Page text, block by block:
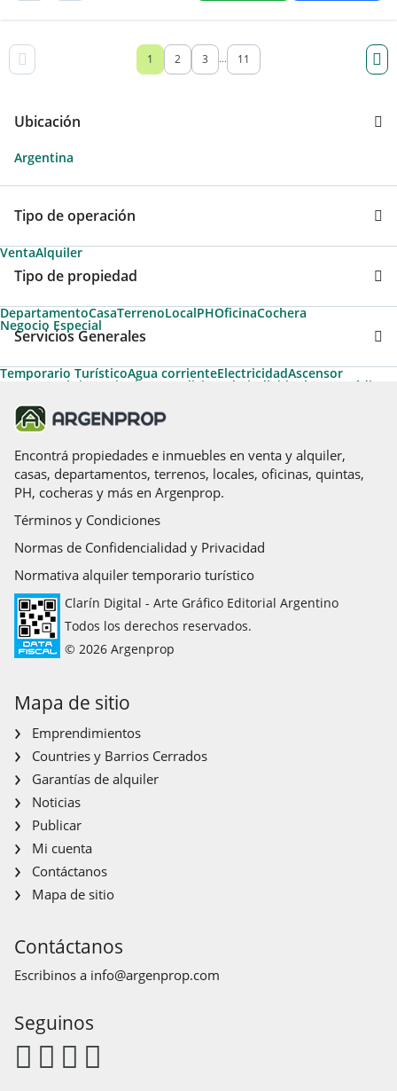
1 2 3 ... 11
Ubicación
Argentina
Tipo de operación
VentaAlquiler
Tipo de propiedad
DepartamentoCasaTerrenoLocalPHOficinaCochera
Negocio Especial
Servicios Generales
Temporario TurísticoAgua corrienteElectricidadAscensor
Gas natural Gimnasio Aire acondicionado individual Apto Crédito
Artefactos de cocinaAscensores principales
Permite MascotasApto Profesional
Hogar a leña
Encontrá propiedades e inmuebles en venta y alquiler,
casas, departamentos, terrenos, locales, oficinas, quintas,
PH, cocheras y más en Argenprop.
Términos y Condiciones
Normas de Confidencialidad y Privacidad
Normativa alquiler temporario turístico
Clarín Digital - Arte Gráfico Editorial Argentino
Todos los derechos reservados.
© 2026 Argenprop
Mapa de sitio
Emprendimientos
Countries y Barrios Cerrados
Garantías de alquiler
Noticias
Publicar
Mi cuenta
Contáctanos
Mapa de sitio
Contáctanos
Escribinos a info@argenprop.com
Seguinos